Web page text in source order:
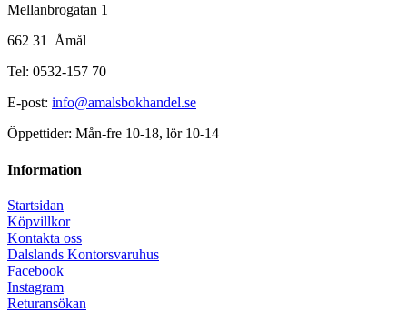
Mellanbrogatan 1
662 31 Åmål
Tel: 0532-157 70
E-post: info@amalsbokhandel.se
Öppettider: Mån-fre 10-18, lör 10-14
Information
Startsidan
Köpvillkor
Kontakta oss
Dalslands Kontorsvaruhus
Facebook
Instagram
Returansökan